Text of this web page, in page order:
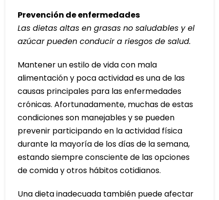
Prevención de enfermedades
Las dietas altas en grasas no saludables y el
azúcar pueden conducir a riesgos de salud.
Mantener un estilo de vida con mala
alimentación y poca actividad es una de las
causas principales para las enfermedades
crónicas. Afortunadamente, muchas de estas
condiciones son manejables y se pueden
prevenir participando en la actividad física
durante la mayoría de los días de la semana,
estando siempre consciente de las opciones
de comida y otros hábitos cotidianos.
Una dieta inadecuada también puede afectar